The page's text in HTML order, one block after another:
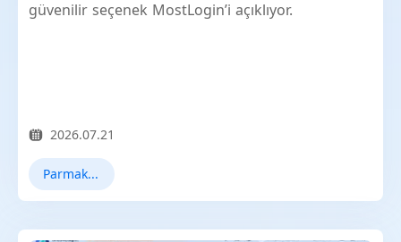
güvenilir seçenek MostLogin’i açıklıyor.
2026.07.21
Parmak İzi Tarayıcı